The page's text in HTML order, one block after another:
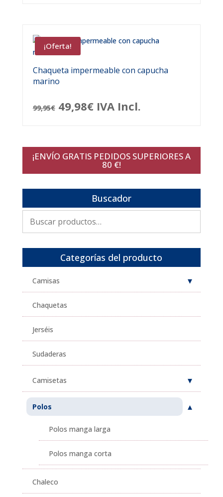
¡Oferta!
Chaqueta impermeable con capucha
marino
99,95€ El
era:
49,98€El
es:
IVA Incl.
¡ENVÍO GRATIS PEDIDOS SUPERIORES A
80 €!
Buscador
por:
Categorías del producto
Camisas
Chaquetas
Jerséis
Sudaderas
Camisetas
Polos
Polos manga larga
Polos manga corta
Chaleco